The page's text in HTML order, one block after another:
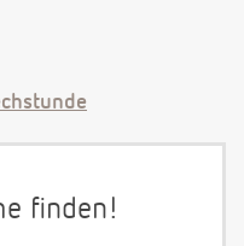
finden!